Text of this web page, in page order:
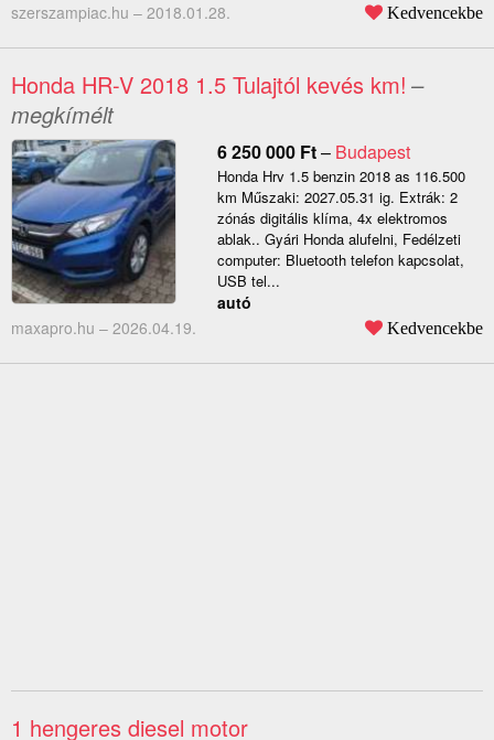
szerszampiac.hu – 2018.01.28. Kedvencekbe
Honda HR-V 2018 1.5 Tulajtól kevés km! –
megkímélt
6 250 000 Ft– Budapest
Honda Hrv 1.5 benzin 2018 as 116.500
km Műszaki: 2027.05.31 ig. Extrák: 2
zónás digitális klíma, 4x elektromos
ablak.. Gyári Honda alufelni, Fedélzeti
computer: Bluetooth telefon kapcsolat,
USB tel...
autó
maxapro.hu – 2026.04.19. Kedvencekbe
1 hengeres diesel motor